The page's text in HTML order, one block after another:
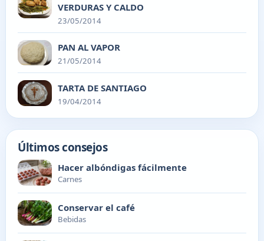
VERDURAS Y CALDO
23/05/2014
PAN AL VAPOR
21/05/2014
TARTA DE SANTIAGO
19/04/2014
Últimos consejos
Hacer albóndigas fácilmente
Carnes
Conservar el café
Bebidas